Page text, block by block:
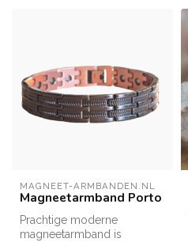
MAGNEET-ARMBANDEN.NL
Magneetarmband Porto
Prachtige moderne
magneetarmband is